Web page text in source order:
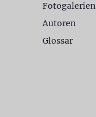
Fotogalerien
Autoren
Glossar